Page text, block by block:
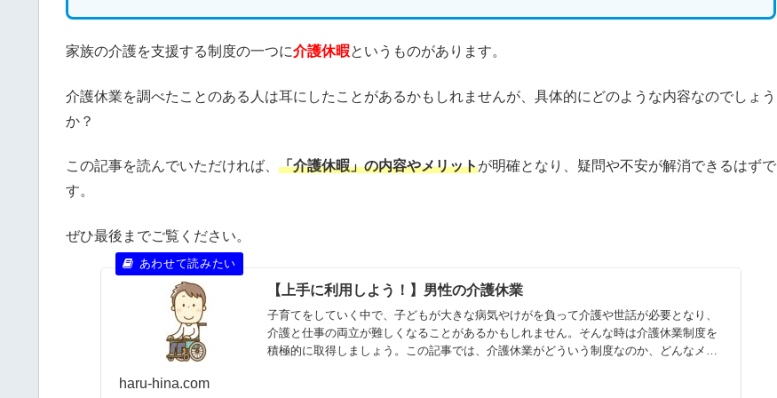
家族の介護を支援する制度の一つに介護休暇というものがあります。
介護休業を調べたことのある人は耳にしたことがあるかもしれませんが、具体的にどのような内容なのでしょう
か？
この記事を読んでいただければ、 「介護休暇」の内容やメリットが明確となり、疑問や不安が解消できるはずで
す。
ぜひ最後までご覧ください。
【上手に利用しよう！】男性の介護休業
子育てをしていく中で、子どもが大きな病気やけがを負って介護や世話が必要となり、
介護と仕事の両立が難しくなることがあるかもしれません。そんな時は介護休業制度を
積極的に取得しましょう。この記事では、介護休業がどういう制度なのか、どんなメリ
haru-hina.com